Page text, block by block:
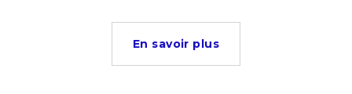
En savoir plus